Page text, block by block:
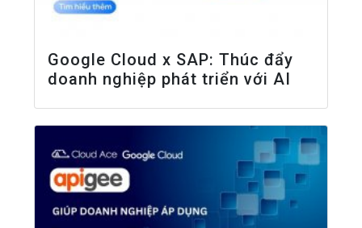
Google Cloud x SAP: Thúc đẩy
doanh nghiệp phát triển với AI